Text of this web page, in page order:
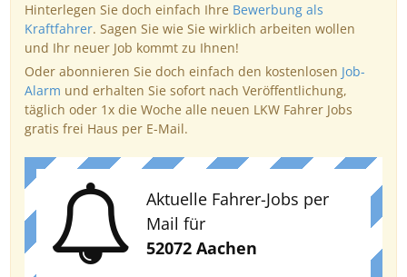
Hinterlegen Sie doch einfach Ihre Bewerbung als
Kraftfahrer. Sagen Sie wie Sie wirklich arbeiten wollen
und Ihr neuer Job kommt zu Ihnen!
Oder abonnieren Sie doch einfach den kostenlosen Job-
Alarm und erhalten Sie sofort nach Veröffentlichung,
täglich oder 1x die Woche alle neuen LKW Fahrer Jobs
gratis frei Haus per E-Mail.
Aktuelle Fahrer-Jobs per
Mail für
52072 Aachen